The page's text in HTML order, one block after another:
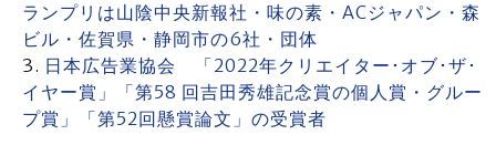
ランプリは山陰中央新報社・味の素・ACジャパン・森
ビル・佐賀県・静岡市の6社・団体
日本広告業協会 「2022年クリエイター･オブ･ザ･
イヤー賞」「第58 回吉田秀雄記念賞の個人賞・グルー
プ賞」「第52回懸賞論文」の受賞者